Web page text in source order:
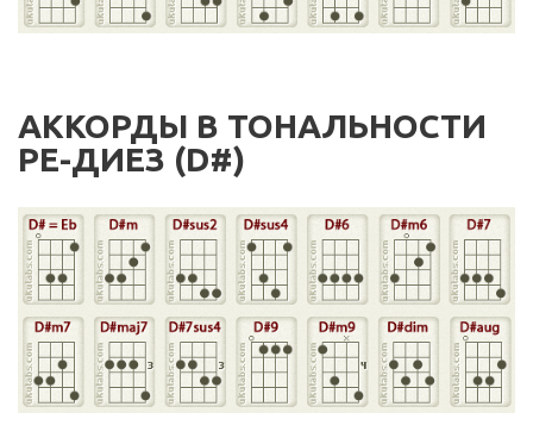
АККОРДЫ В ТОНАЛЬНОСТИ
РЕ-ДИЕЗ (D#)